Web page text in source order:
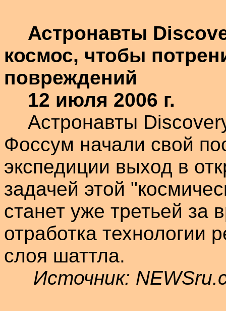
Астронавты
космос, чтобы
повреждений
12 июля 2006 г.
Астронавты
Фоссум начали свой
экспедиции выход в
задачей этой
станет уже третьей за
отработка технологии
слоя шаттла.
Источник: